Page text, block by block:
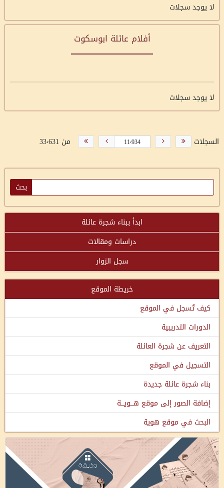
لا يوجد سجلات
أفلام عائلة ابوسكوت
لا يوجد سجلات
السجلات من 33٬631
ابدأ ببناء شجرة عائلة
دراسات ومقالات
سجل الزوار
خريطة الموقع
كيف تُسجل في الموقع
الدورات التدريبية
التعريف عن شجرة العائلة
التسجيل في الموقع
بناء شجرة عائلة جديدة
إضافة الصور إلى موقع هـــويـــة
البحث في موقع هوية